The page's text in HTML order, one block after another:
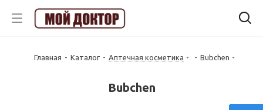
Главная - Каталог - Аптечная косметика - Bubchen
Bubchen